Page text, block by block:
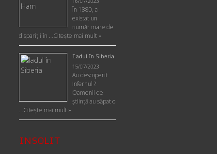
În 1880, a
existat un
număr mare de
dispariții în …Citește mai mult »
Iadul în Siberia
15/07/2023
Au descoperit
Infernul ?
Oamenii de
ştiinţă au săpat o
…Citește mai mult »
INSOLIT